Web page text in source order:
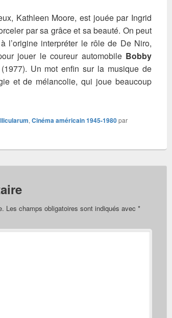
Kathleen Moore, est jouée par Ingrid
par sa grâce et sa beauté. On peut
l’origine interpréter le rôle de De Niro,
jouer le coureur automobile Bobby
Un mot enfin sur la musique de
et de mélancolie, qui joue beaucoup
, Cinéma américain 1945-1980par
Les champs obligatoires sont indiqués avec *